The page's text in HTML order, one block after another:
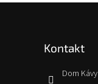
Kontakt
Dom Kávy